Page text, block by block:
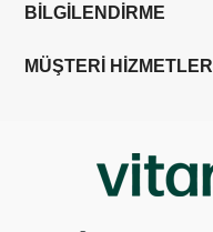
BİLGİLENDİRME
MÜŞTERİ HİZMETLERİ